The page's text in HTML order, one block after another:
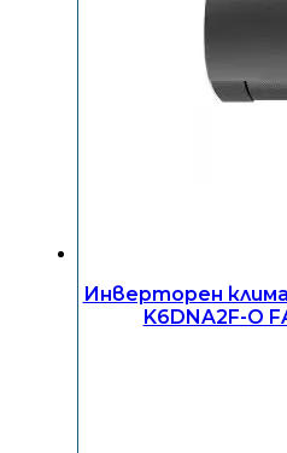
Инверторен
K6DNA2F-O